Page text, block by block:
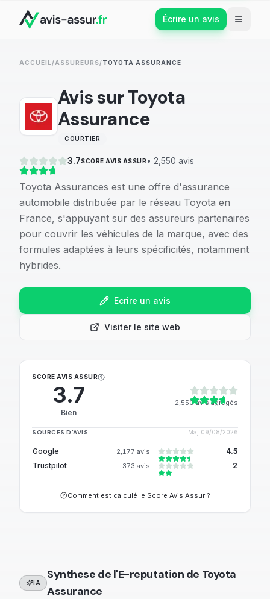
Écrire un avis
ACCUEIL /ASSUREURS/TOYOTA ASSURANCE
Avis surToyota
Assurance
COURTIER
3.7SCORE AVIS ASSUR• 2,550 avis
Toyota Assurances est une offre d'assurance
automobile distribuée par le réseau Toyota en
France, s'appuyant sur des assureurs partenaires
pour couvrir les véhicules de la marque, avec des
formules adaptées à leurs spécificités, notamment
hybrides.
Ecrire un avis
Visiter le site web
SCORE AVIS ASSUR
3.7
Bien
2,550avis agrégés
SOURCES D'AVIS Maj 09/08/2026
Google 2,177 avis
4.5
Trustpilot
373 avis 2
Comment est calculé le Score Avis Assur ?
IA
Synthese de l'E-reputation de Toyota
Assurance